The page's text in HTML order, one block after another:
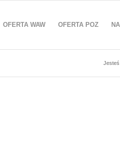
OFERTA WAW OFERTA POZ
Jesteś